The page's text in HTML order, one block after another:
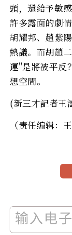
頭，還給予敏
許多露面的劇
胡耀邦、趙紫
熱議。而胡趙
運"是將被平反
想空間。
(新三才記者王
（责任编辑：王